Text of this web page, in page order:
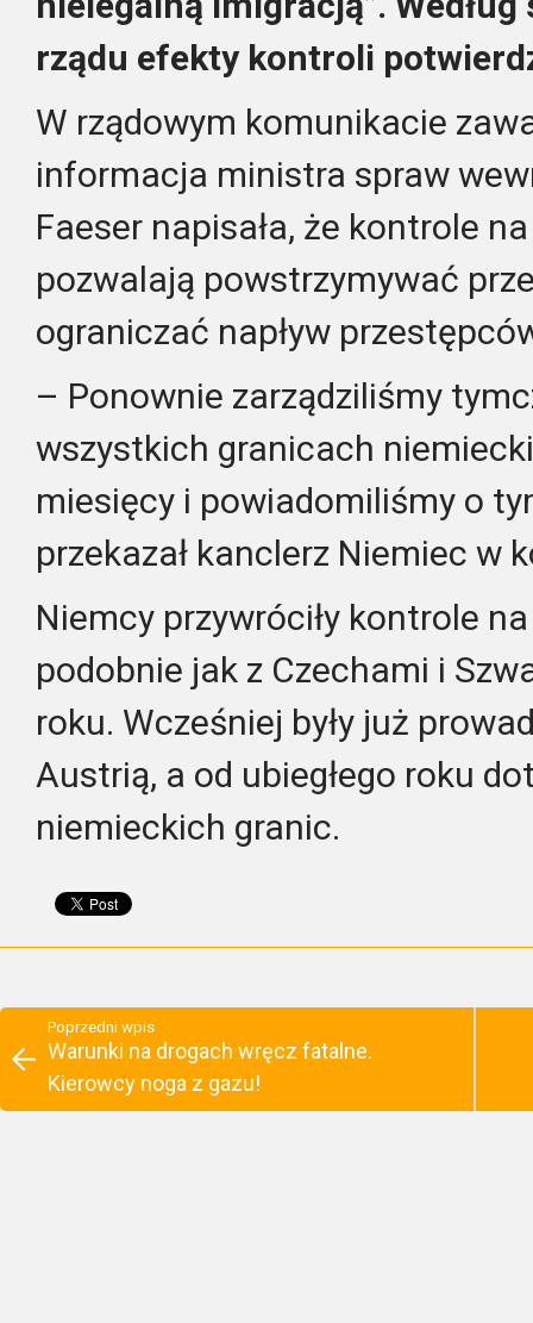
rządu efekty kontroli
W rządowym komunikacie
informacja ministra spraw
Faeser napisała, że kontrole
pozwalają powstrzymywać
ograniczać napływ
– Ponownie zarządziliśmy
wszystkich granicach
miesięcy i powiadomiliśmy o
przekazał kanclerz Niemiec w
Niemcy przywróciły kontrole
podobnie jak z Czechami i
roku. Wcześniej były już
Austrią, a od ubiegłego roku
niemieckich granic.
Poprzedni wpis
Warunki na drogach wręcz fatalne.
Kierowcy noga z gazu!